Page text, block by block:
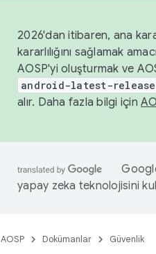
2026'dan itibaren, ana
kararlılığını sağlamak
AOSP'yi oluşturmak ve
android-latest-release
alır. Daha fazla bilgi için
yapay zeka teknolojisini
AOSP Dokümanlar Güvenlik